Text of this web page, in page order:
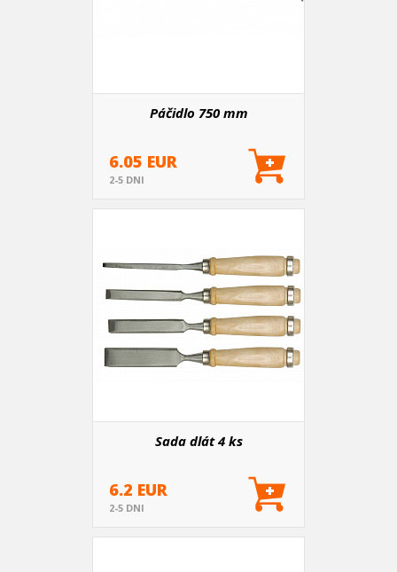
Páčidlo 750 mm
6.05 EUR
2-5 DNI
Sada dlát 4 ks
6.2 EUR
2-5 DNI